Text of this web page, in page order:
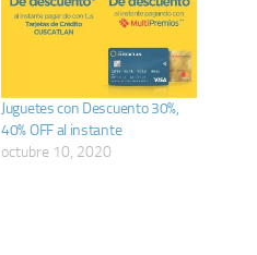
Juguetes con Descuento 30%,
40% OFF al instante
octubre 10, 2020